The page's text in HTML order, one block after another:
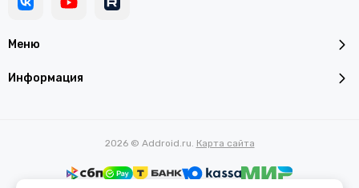
Меню
Информация
2026 © Addroid.ru. Карта сайта